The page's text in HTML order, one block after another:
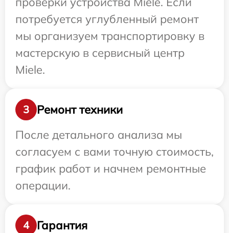
потребуется углубленный ремонт
мы организуем транспортировку в
мастерскую в сервисный центр
Miele.
3
Ремонт техники
После детального анализа мы
согласуем с вами точную стоимость,
график работ и начнем ремонтные
операции.
4
Гарантия